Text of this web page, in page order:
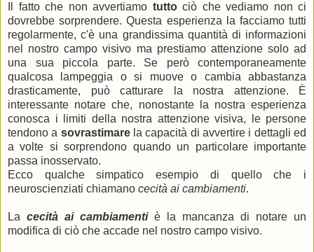
Il fatto che non avvertiamo tutto ciò che vediamo non ci
dovrebbe sorprendere. Questa esperienza la facciamo tutti
regolarmente, c'è una grandissima quantità di informazioni
nel nostro campo visivo ma prestiamo attenzione solo ad
una sua piccola parte. Se però contemporaneamente
qualcosa lampeggia o si muove o cambia abbastanza
drasticamente, può catturare la nostra attenzione. È
interessante notare che, nonostante la nostra esperienza
conosca i limiti della nostra attenzione visiva, le persone
tendono a sovrastimare la capacità di avvertire i dettagli ed
a volte si sorprendono quando un particolare importante
passa inosservato.
Ecco qualche simpatico esempio di quello che i
neuroscienziati chiamano cecità ai cambiamenti.
La cecità ai cambiamentiè la mancanza di notare un
modifica di ciò che accade nel nostro campo visivo.